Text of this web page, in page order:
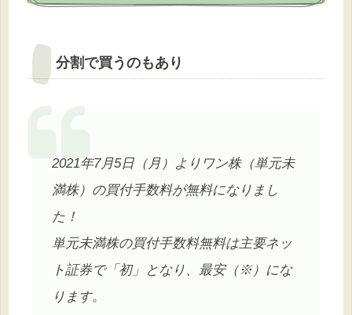
分割で買うのもあり
2021年7月5日（月）よりワン株（単元未
満株）の買付手数料が無料になりまし
た！
単元未満株の買付手数料無料は主要ネッ
ト証券で「初」となり、最安（※）にな
ります。